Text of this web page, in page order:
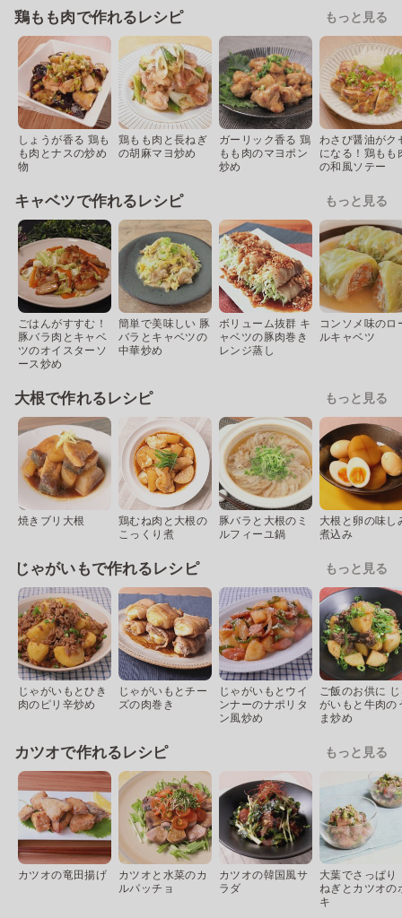
鶏もも肉で作れるレシピ もっと見る
しょうが香る 鶏も
も肉とナスの炒め
物
鶏もも肉と長ねぎ
の胡麻マヨ炒め
ガーリック香る 鶏
もも肉のマヨポン
炒め
わさび醤油がク
になる！鶏もも
の和風ソテー
キャベツで作れるレシピ もっと見る
ごはんがすすむ！
豚バラ肉とキャベ
ツのオイスターソ
ース炒め
簡単で美味しい 豚
バラとキャベツの
中華炒め
ボリューム抜群 キ
ャベツの豚肉巻き
レンジ蒸し
コンソメ味のロ
ルキャベツ
大根で作れるレシピ もっと見る
焼きブリ大根
鶏むね肉と大根の
こっくり煮
豚バラと大根のミ
ルフィーユ鍋
大根と卵の味し
煮込み
じゃがいもで作れるレシピ もっと見る
じゃがいもとひき
肉のピリ辛炒め
じゃがいもとチー
ズの肉巻き
じゃがいもとウイ
ンナーのナポリタ
ン風炒め
ご飯のお供に
がいもと牛肉の
ま炒め
カツオで作れるレシピ もっと見る
カツオの竜田揚げ
カツオと水菜のカ
ルパッチョ
カツオの韓国風サ
ラダ
大葉でさっぱり
ねぎとカツオの
キ